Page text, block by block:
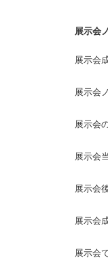
展示会
展示会
展示会
展示会
展示会
展示会
展示会
展示会